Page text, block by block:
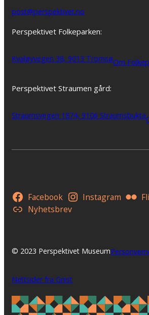
post@perspektivet.no
Perspektivet Folkeparken:
Kvaløyvegen 38, 9013 TromsøOm
Perspektivet Straumen gård:
Straumsvegen 1874, 9106 Straumsbukta
Facebook Instagram
Nyhetsbrev
© 2023 Perspektivet Museum
Nettsider fra Gnist